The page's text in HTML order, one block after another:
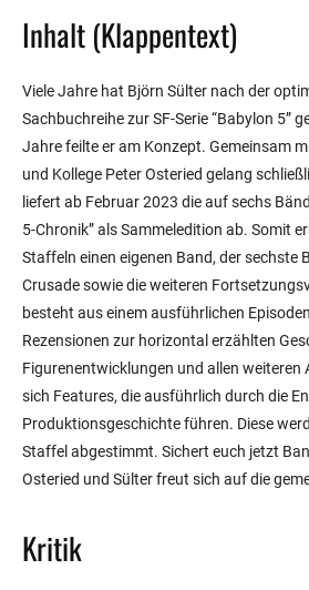
Inhalt (Klappentext)
Viele Jahre hat Björn Sülter nach der
Sachbuchreihe zur SF-Serie “Babylon 5”
Jahre feilte er am Konzept. Gemeinsam
und Kollege Peter Osteried gelang
liefert ab Februar 2023 die auf sechs
5-Chronik” als Sammeledition ab. Somit
Staffeln einen eigenen Band, der sechste
Crusade sowie die weiteren
besteht aus einem ausführlichen
Rezensionen zur horizontal erzählten
Figurenentwicklungen und allen weiteren
sich Features, die ausführlich durch die
Produktionsgeschichte führen. Diese
Staffel abgestimmt. Sichert euch jetzt
Osteried und Sülter freut sich auf die
Kritik